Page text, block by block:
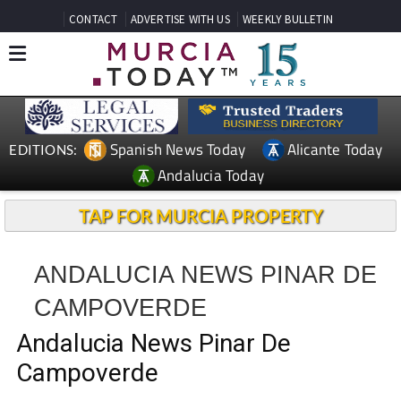
CONTACT ADVERTISE WITH US WEEKLY BULLETIN
EDITIONS: Spanish News Today
Alicante Today
Andalucia Today
TAP FOR MURCIA PROPERTY
ANDALUCIA NEWS PINAR DE
CAMPOVERDE
Andalucia News Pinar De
Campoverde